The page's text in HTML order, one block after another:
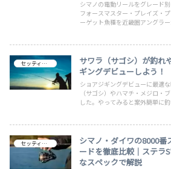
シマノの電動リールをグレード
フォースマスター・プレイズ・
ーゲット魚種を近畿圏アングラー
セッティング
サワラ（サゴシ）が釣れ
ギングデビューしよう！
ショアジギングデビューに最適
（サゴシ）やハマチ・メジロ・
した。やってみると案外簡単に
セッティング
シマノ・ダイワの8000番
ードを徹底比較｜ステラ
なスペックで解説